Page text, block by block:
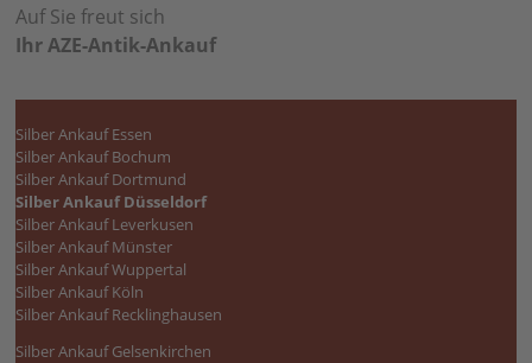
Auf Sie freut sich
Ihr AZE-Antik-Ankauf
Silber Ankauf Essen
Silber Ankauf Bochum
Silber Ankauf Dortmund
Silber Ankauf Düsseldorf
Silber Ankauf Leverkusen
Silber Ankauf Münster
Silber Ankauf Wuppertal
Silber Ankauf Köln
Silber Ankauf Recklinghausen
Silber Ankauf Gelsenkirchen